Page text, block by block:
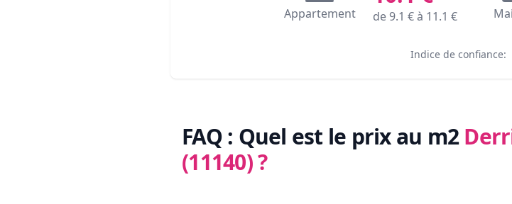
Appartement de9.1 € à 11.1 €
Indice de confiance:
FAQ : Quel est le prix au m2
(11140)?